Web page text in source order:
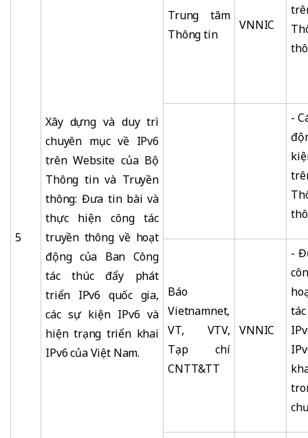
5
Xây dựng và duy trì
chuyên mục về IPv6
trên Website của Bộ
Thông tin và Truyền
thông: Đưa tin bài và
thực hiện công tác
truyền thông về hoạt
động của Ban Công
tác thúc đẩy phát
triển IPv6 quốc gia,
các sự kiện IPv6 và
hiện trạng triển khai
IPv6 của Việt Nam.
Trung tâm
Thông tin
VNNIC
-
Báo
Vietnamnet,
VT, VTV,
Tạp chí
CNTT&TT
VNNIC
-